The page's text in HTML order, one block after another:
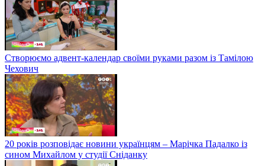
Створюємо адвент-календар своїми руками разом із Тамілою
Чехович
20 років розповідає новини українцям – Марічка Падалко із
сином Михайлом у студії Сніданку